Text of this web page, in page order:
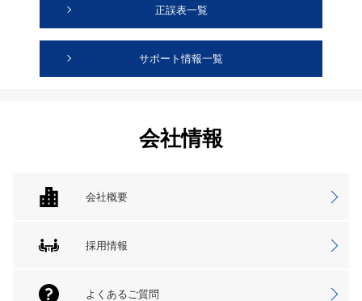
正誤表一覧
サポート情報一覧
会社情報
会社概要
採用情報
よくあるご質問